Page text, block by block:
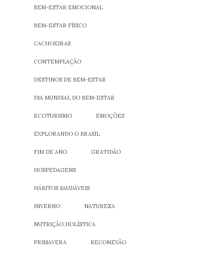
BEM-ESTAR EMOCIONAL
BEM-ESTAR FÍSICO
CACHOEIRAS
CONTEMPLAÇÃO
DESTINOS DE BEM-ESTAR
DIA MUNDIAL DO BEM-ESTAR
ECOTURISMO EMOÇÕES
EXPLORANDO O BRASIL
FIM DE ANO GRATIDÃO
HOSPEDAGENS
HÁBITOS SAUDÁVEIS
INVERNO NATUREZA
NUTRIÇÃO HOLÍSTICA
PRIMAVERA RECONEXÃO